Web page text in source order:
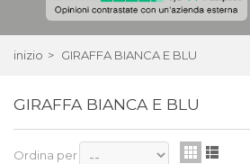
inizio > GIRAFFA BIANCA E BLU
GIRAFFA BIANCA E BLU
Ordina per